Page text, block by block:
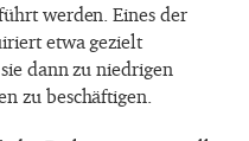
werden. Eines der
etwa gezielt
dann zu niedrigen
zu beschäftigen.